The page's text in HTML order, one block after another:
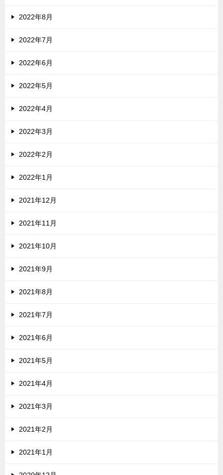
2022年8月
2022年7月
2022年6月
2022年5月
2022年4月
2022年3月
2022年2月
2022年1月
2021年12月
2021年11月
2021年10月
2021年9月
2021年8月
2021年7月
2021年6月
2021年5月
2021年4月
2021年3月
2021年2月
2021年1月